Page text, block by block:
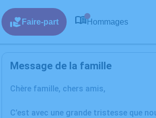
Faire-part Hommages
Message de la famille
Chère famille, chers amis,
C’est avec une grande tristesse que